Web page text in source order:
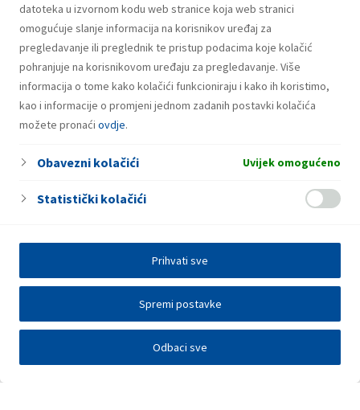
datoteka u izvornom kodu web stranice koja web stranici
omogućuje slanje informacija na korisnikov uređaj za
pregledavanje ili preglednik te pristup podacima koje kolačić
pohranjuje na korisnikovom uređaju za pregledavanje. Više
informacija o tome kako kolačići funkcioniraju i kako ih koristimo,
kao i informacije o promjeni jednom zadanih postavki kolačića
možete pronaći ovdje.
Obavezni kolačići Uvijek omogućeno
Statistički kolačići
Odbaci sve
Spremi postavke
Prihvati sve